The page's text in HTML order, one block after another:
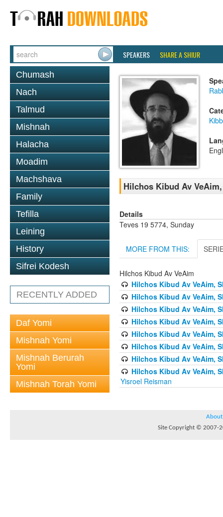
SPEAKERS SHARE A SHIUR
Chumash
Nach
Talmud
Mishnah
Halacha
Moadim
Machshava
Family
Tefilla
Leining
History
Sifrei Kodesh
RECENTLY ADDED
Daf Yomi
Mishnah Yomi
Mishnah Berurah
Yomi
Mishnah Torah Yomi
Hilchos Kibud Av
Details
Teves 19 5774, Sunday
MORE FROM THIS:
Hilchos Kibud Av VeAim
Hilchos Kibud Av VeAim,
Hilchos Kibud Av VeAim,
Hilchos Kibud Av VeAim,
Hilchos Kibud Av VeAim,
Hilchos Kibud Av VeAim,
Hilchos Kibud Av VeAim,
Hilchos Kibud Av VeAim,
Hilchos Kibud Av VeAim,
Yisroel Reisman
About
Site Copyright © 2007-